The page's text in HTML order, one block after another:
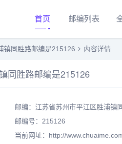
首页 邮编列表
镇同胜路邮编是215126 内容详情
同胜路邮编是215126
邮编：江苏省苏州市平江区胜浦镇
邮编号：215126
当前网址：http://